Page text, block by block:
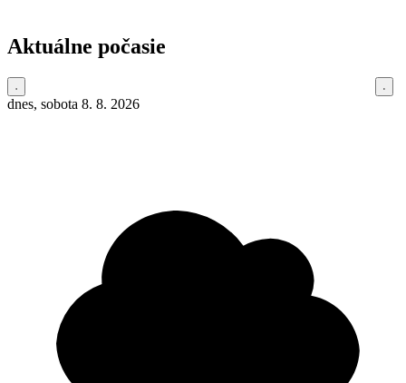
Aktuálne počasie
dnes, sobota 8. 8. 2026